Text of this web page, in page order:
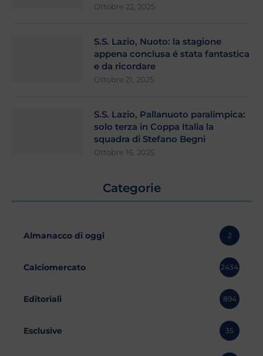
Ottobre 22, 2025
S.S. Lazio, Nuoto: la stagione
appena conclusa é stata fantastica
e da ricordare
Ottobre 21, 2025
S.S. Lazio, Pallanuoto paralimpica:
solo terza in Coppa Italia la
squadra di Stefano Begni
Ottobre 16, 2025
Categorie
Almanacco di oggi 2
Calciomercato 2434
Editoriali 894
Esclusive 35